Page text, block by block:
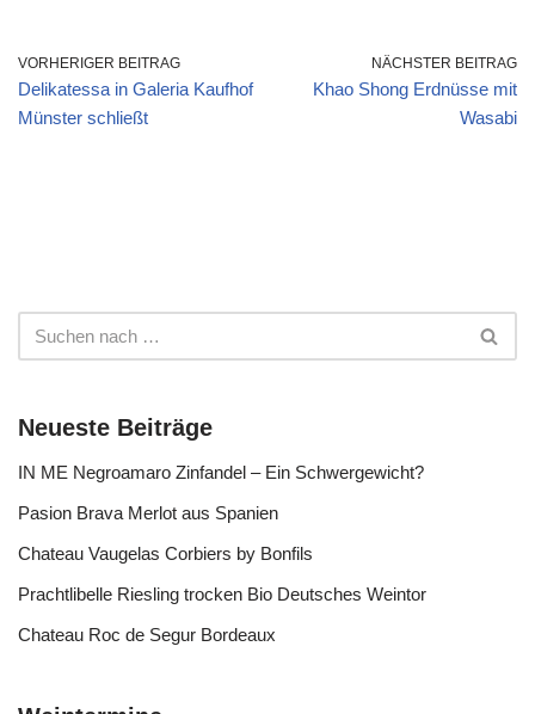
VORHERIGER BEITRAG
Delikatessa in Galeria Kaufhof
Münster schließt
NÄCHSTER BEITRAG
Khao Shong Erdnüsse mit
Wasabi
Neueste Beiträge
IN ME Negroamaro Zinfandel – Ein Schwergewicht?
Pasion Brava Merlot aus Spanien
Chateau Vaugelas Corbiers by Bonfils
Prachtlibelle Riesling trocken Bio Deutsches Weintor
Chateau Roc de Segur Bordeaux